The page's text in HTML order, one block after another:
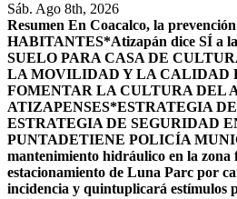
Sáb. Ago 8th, 2026
Resumen En Coacalco, la
HABITANTES*Atizapán dice SÍ a
SUELO PARA CASA DE
LA MOVILIDAD Y LA CALIDAD
FOMENTAR LA CULTURA DEL
ATIZAPENSES*ESTRATEGIA
ESTRATEGIA DE SEGURIDAD
PUNTADETIENE POLICÍA
mantenimiento hidráulico en la zona
estacionamiento de Luna Parc por
incidencia y quintuplicará estímulos